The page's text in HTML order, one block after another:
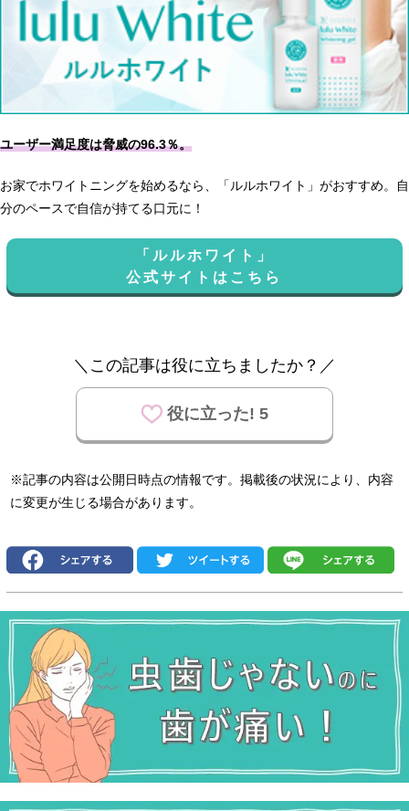
ユーザー満足度は脅威の96.3％。
お家でホワイトニングを始めるなら、「ルルホワイト」がおすすめ。自
分のペースで自信が持てる口元に！
「ルルホワイト」
公式サイトはこちら
＼この記事は役に立ちましたか？／
役に立った! 5
※記事の内容は公開日時点の情報です。掲載後の状況により、内容
に変更が生じる場合があります。